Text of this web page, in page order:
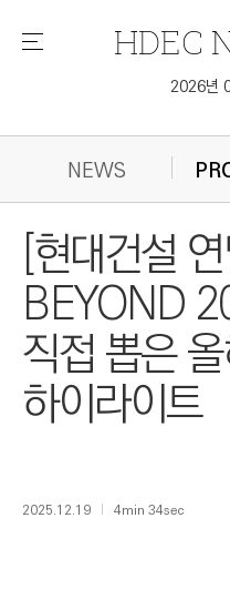
메
HDEC
2026년
NEWS
[현대건설
BEYOND
직접 뽑은
하이라이트
2025.12.19 4min 34sec